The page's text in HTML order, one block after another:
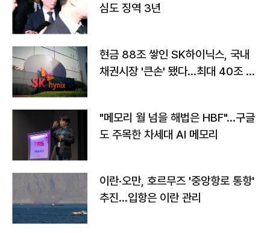
심도 징역 3년
현금 88조 쌓인 SK하이닉스, 국내
채권시장 '큰손' 됐다…최대 40조 투
"메모리 월 넘을 해법은 HBF"…구글
도 주목한 차세대 AI 메모리
이란·오만, 호르무즈 '중앙항로 통항'
추진…입항은 이란 관리